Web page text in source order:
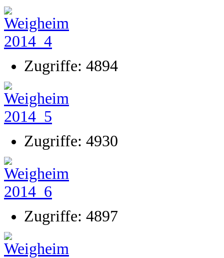
Zugriffe: 4894
Zugriffe: 4930
Zugriffe: 4897